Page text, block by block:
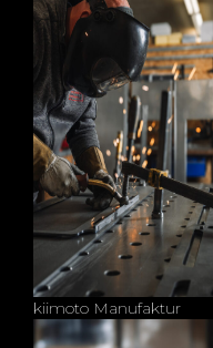
kiimoto Manufaktur